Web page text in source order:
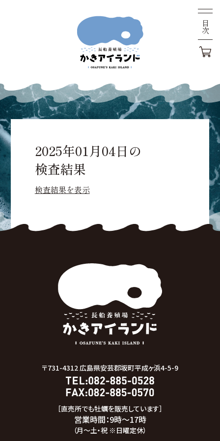
目次
2025年01月04日の
検査結果
検査結果を表示
〒731-4312 広島県安芸郡坂町平成ヶ浜4-5-9
［直売所でも牡蠣を販売しています］
営業時間：9時～17時
（月～土・祝 ※日曜定休）